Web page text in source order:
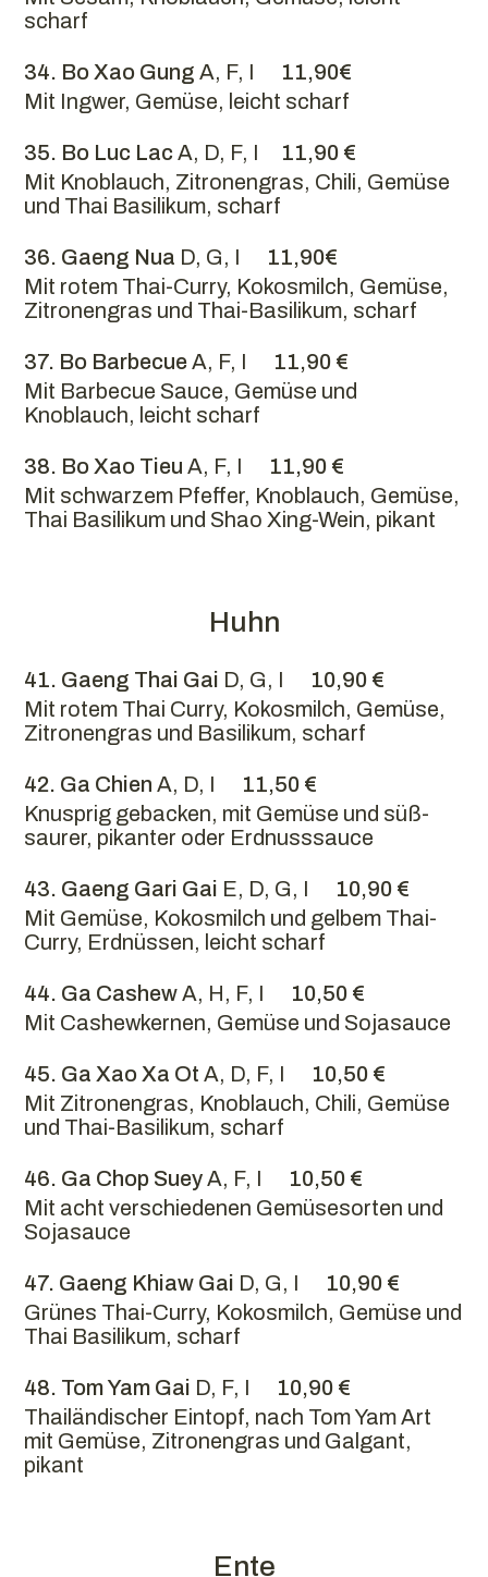
scharf
34. Bo Xao Gung A, F, I 11,90€
Mit Ingwer, Gemüse, leicht scharf
35. Bo Luc Lac A, D, F, I 11,90 €
Mit Knoblauch, Zitronengras, Chili, Gemüse
und Thai Basilikum, scharf
36. Gaeng Nua D, G, I 11,90€
Mit rotem Thai-Curry, Kokosmilch, Gemüse,
Zitronengras und Thai-Basilikum, scharf
37. Bo BarbecueA, F, I 11,90 €
Mit Barbecue Sauce, Gemüse und
Knoblauch, leicht scharf
38. Bo Xao Tieu A, F, I 11,90 €
Mit schwarzem Pfeffer, Knoblauch, Gemüse,
Thai Basilikum und Shao Xing-Wein, pikant
Huhn
41. Gaeng Thai Gai D, G, I 10,90 €
Mit rotem Thai Curry, Kokosmilch, Gemüse,
Zitronengras und Basilikum, scharf
42. Ga Chien A, D, I 11,50 €
Knusprig gebacken, mit Gemüse und süß-
saurer, pikanter oder Erdnusssauce
43. Gaeng Gari Gai E, D, G, I 10,90 €
Mit Gemüse, Kokosmilch und gelbem Thai-
Curry, Erdnüssen, leicht scharf
44. Ga CashewA, H, F, I 10,50 €
Mit Cashewkernen, Gemüse und Sojasauce
45. Ga Xao Xa Ot A, D, F, I 10,50 €
Mit Zitronengras, Knoblauch, Chili, Gemüse
und Thai-Basilikum, scharf
46. Ga Chop SueyA, F, I 10,50 €
Mit acht verschiedenen Gemüsesorten und
Sojasauce
47. Gaeng Khiaw Gai D, G, I 10,90 €
Grünes Thai-Curry, Kokosmilch, Gemüse und
Thai Basilikum, scharf
48. Tom Yam Gai D, F, I 10,90 €
Thailändischer Eintopf, nach Tom Yam Art
mit Gemüse, Zitronengras und Galgant,
pikant
Ente